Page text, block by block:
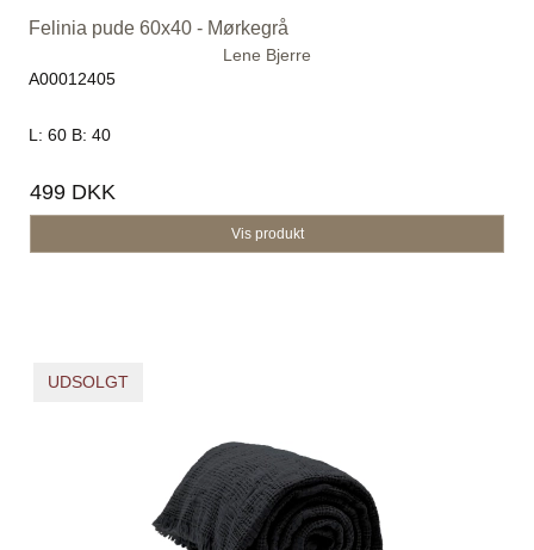
Felinia pude 60x40 - Mørkegrå
Lene Bjerre
A00012405
L: 60 B: 40
499 DKK
Vis produkt
UDSOLGT